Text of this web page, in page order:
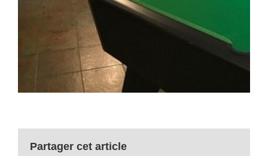
Partager cet article